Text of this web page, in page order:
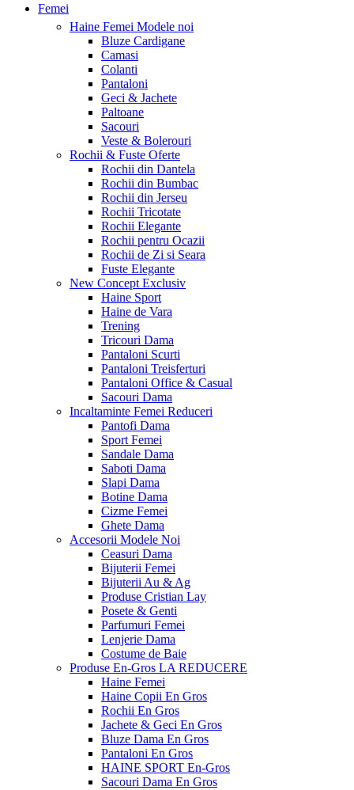
Femei
Haine Femei Modele noi
Bluze Cardigane
Camasi
Colanti
Pantaloni
Geci & Jachete
Paltoane
Sacouri
Veste & Bolerouri
Rochii & Fuste Oferte
Rochii din Dantela
Rochii din Bumbac
Rochii din Jerseu
Rochii Tricotate
Rochii Elegante
Rochii pentru Ocazii
Rochii de Zi si Seara
Fuste Elegante
New Concept Exclusiv
Haine Sport
Haine de Vara
Trening
Tricouri Dama
Pantaloni Scurti
Pantaloni Treisferturi
Pantaloni Office & Casual
Sacouri Dama
Incaltaminte Femei Reduceri
Pantofi Dama
Sport Femei
Sandale Dama
Saboti Dama
Slapi Dama
Botine Dama
Cizme Femei
Ghete Dama
Accesorii Modele Noi
Ceasuri Dama
Bijuterii Femei
Bijuterii Au & Ag
Produse Cristian Lay
Posete & Genti
Parfumuri Femei
Lenjerie Dama
Costume de Baie
Produse En-Gros LA REDUCERE
Haine Femei
Haine Copii En Gros
Rochii En Gros
Jachete & Geci En Gros
Bluze Dama En Gros
Pantaloni En Gros
HAINE SPORT En-Gros
Sacouri Dama En Gros